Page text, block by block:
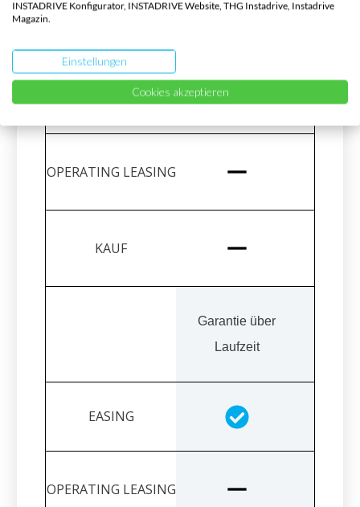
Sommer- &
Garantie über
Laufzeit
INSTADRIVE Konfigurator, INSTADRIVE Website, THG Instadrive, Instadrive
Magazin.
Einstellungen
Cookies akzeptieren